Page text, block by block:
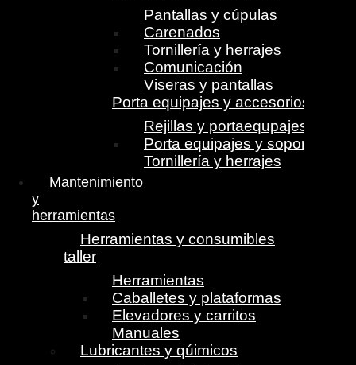
Pantallas y cúpulas
Carenados
Tornillería y herrajes
Comunicación
Viseras y pantallas
Porta equipajes y accesorios
Rejillas y portaequpajes
Porta equipajes y soportes
Tornillería y herrajes
Mantenimiento
y
herramientas
Herramientas y consumibles
taller
Herramientas
Caballetes y plataformas
Elevadores y carritos
Manuales
Lubricantes y qúimicos